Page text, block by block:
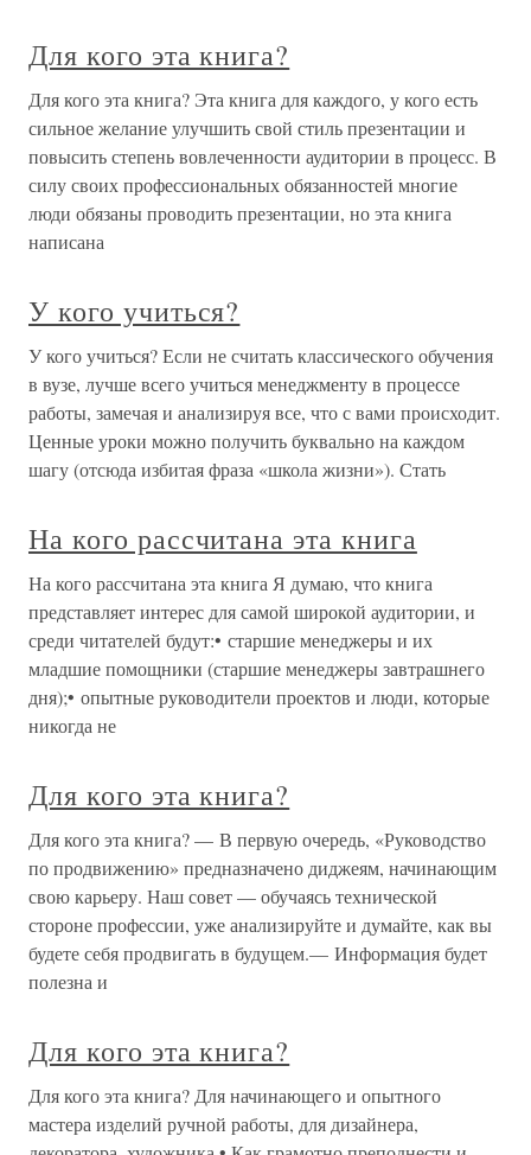
Для кого эта книга?
Для кого эта книга? Эта книга для каждого, у кого есть
сильное желание улучшить свой стиль презентации и
повысить степень вовлеченности аудитории в процесс. В
силу своих профессиональных обязанностей многие
люди обязаны проводить презентации, но эта книга
написана
У кого учиться?
У кого учиться? Если не считать классического обучения
в вузе, лучше всего учиться менеджменту в процессе
работы, замечая и анализируя все, что с вами происходит.
Ценные уроки можно получить буквально на каждом
шагу (отсюда избитая фраза «школа жизни»). Стать
На кого рассчитана эта книга
На кого рассчитана эта книга Я думаю, что книга
представляет интерес для самой широкой аудитории, и
среди читателей будут:• старшие менеджеры и их
младшие помощники (старшие менеджеры завтрашнего
дня);• опытные руководители проектов и люди, которые
никогда не
Для кого эта книга?
Для кого эта книга? — В первую очередь, «Руководство
по продвижению» предназначено диджеям, начинающим
свою карьеру. Наш совет — обучаясь технической
стороне профессии, уже анализируйте и думайте, как вы
будете себя продвигать в будущем.— Информация будет
полезна и
Для кого эта книга?
Для кого эта книга? Для начинающего и опытного
мастера изделий ручной работы, для дизайнера,